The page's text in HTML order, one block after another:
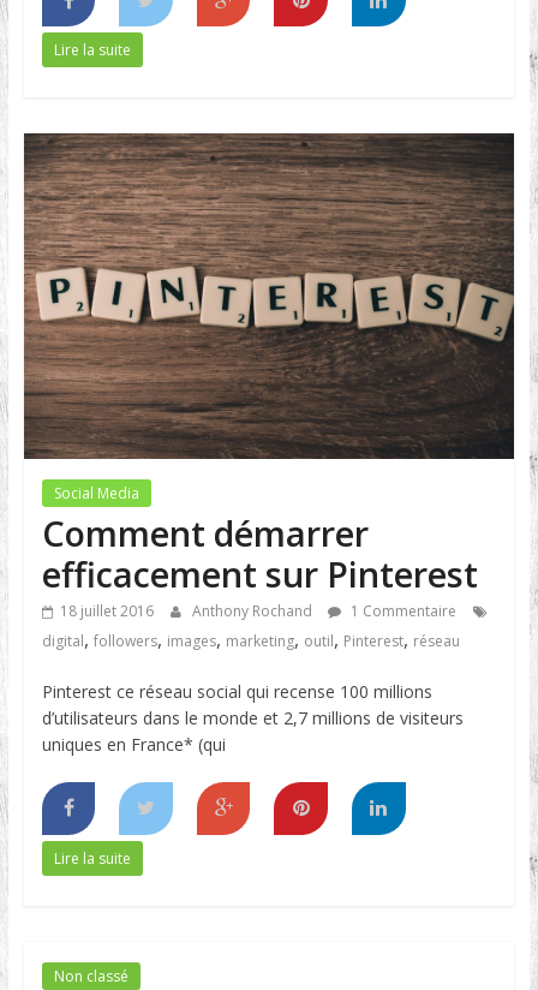
Lire la suite
Social Media
Comment démarrer
efficacement sur Pinterest
18 juillet 2016 Anthony Rochand
1 Commentaire
digital, followers, images, marketing, outil, Pinterest, réseau
Pinterest ce réseau social qui recense 100 millions
d’utilisateurs dans le monde et 2,7 millions de visiteurs
uniques en France* (qui
Lire la suite
Non classé